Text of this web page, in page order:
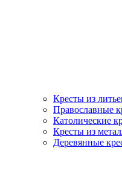
Кресты из
Православные
Католические
Кресты из
Деревянные